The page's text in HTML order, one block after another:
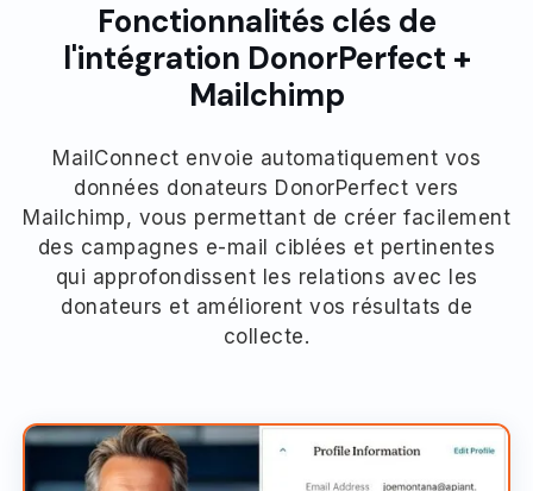
Fonctionnalités clés de
l'intégration DonorPerfect +
Mailchimp
MailConnect envoie automatiquement vos
données donateurs DonorPerfect vers
Mailchimp, vous permettant de créer facilement
des campagnes e-mail ciblées et pertinentes
qui approfondissent les relations avec les
donateurs et améliorent vos résultats de
collecte.